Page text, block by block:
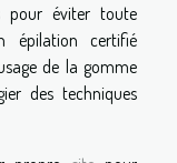
pour éviter toute
épilation certifié
de la gomme
des techniques